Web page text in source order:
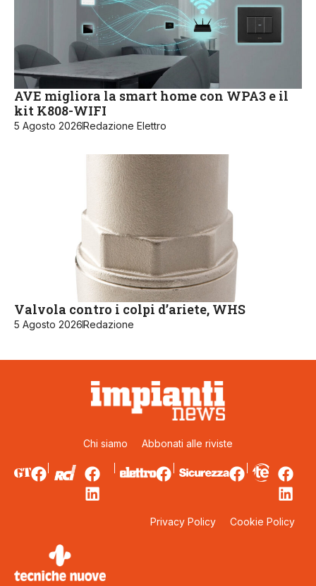
AVE migliora la smart home con WPA3 e il
kit K808-WIFI
5 Agosto 2026Redazione Elettro
Valvola contro i colpi d’ariete, WHS
5 Agosto 2026Redazione
Chi siamo Abbonati alle riviste
Privacy Policy Cookie Policy